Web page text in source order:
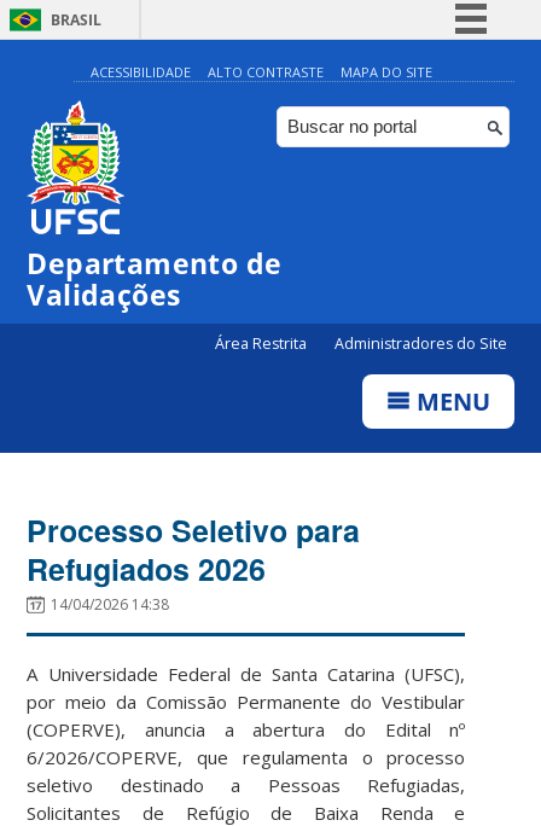
BRASIL
Simplifique!
Comunica BR
Participe
ACESSIBILIDADE ALTO CONTRASTE MAPA DO SITE
Departamento de
Validações
Área Restrita Administradores do Site
MENU
Processo Seletivo para
Refugiados 2026
14/04/2026 14:38
A Universidade Federal de Santa Catarina (UFSC),
por meio da Comissão Permanente do Vestibular
(COPERVE), anuncia a abertura do Edital nº
6/2026/COPERVE, que regulamenta o processo
seletivo destinado a Pessoas Refugiadas,
Solicitantes de Refúgio de Baixa Renda e